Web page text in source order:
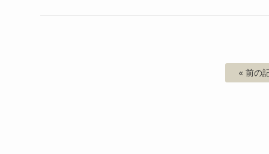
« 前の